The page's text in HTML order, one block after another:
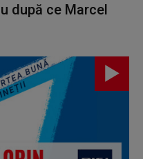
după ce Marcel